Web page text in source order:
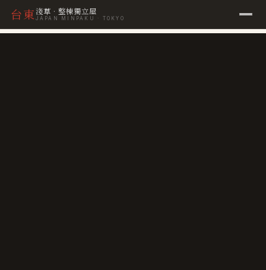
台東淺草 · 整棟獨立屋
JAPAN MINPAKU · TOKYO